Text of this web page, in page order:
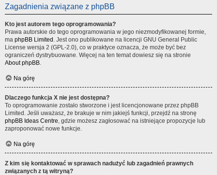
Zagadnienia związane z phpBB
Kto jest autorem tego oprogramowania?
Prawa autorskie do tego oprogramowania w jego niezmodyfikowanej formie,
ma phpBB Limited . Jest ono publikowane na licencji GNU General Public
License wersja 2 (GPL-2.0), co w praktyce oznacza, że może być bez
ograniczeń dystrybuowane. Więcej na ten temat dowiesz się na stronie
About phpBB.
Na górę
Dlaczego funkcja X nie jest dostępna?
To oprogramowanie zostało stworzone i jest licencjonowane przez phpBB
Limited. Jeśli uważasz, że brakuje w nim jakiejś funkcji, przejdź na stronę
phpBB Ideas Centre, gdzie możesz zagłosować na istniejące propozycje lub
zaproponować nowe funkcje.
Na górę
Z kim się kontaktować w sprawach nadużyć lub zagadnień prawnych
związanych z tą witryną?